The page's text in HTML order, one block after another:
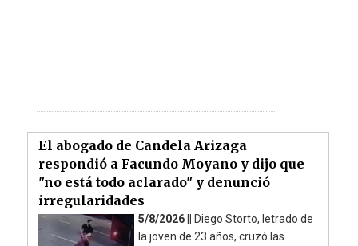
El abogado de Candela Arizaga
respondió a Facundo Moyano y dijo que
"no está todo aclarado" y denunció
irregularidades
5/8/2026 ||
Diego Storto, letrado de
la joven de 23 años, cruzó las